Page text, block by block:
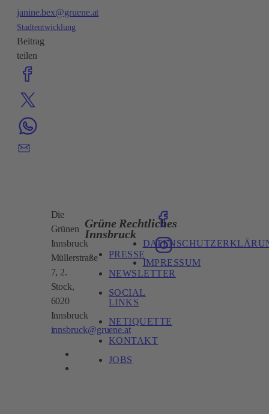
janine.bex@gruene.at
Stadtentwicklung
Beitrag
teilen
Die
Grünen
Innsbruck
Müllerstraße
7, 2.
Stock,
6020
Innsbruck
innsbruck@gruene.at
Grüne
Innsbruck
PRESSE
NEWSLETTER
SOCIAL
LINKS
NETIQUETTE
KONTAKT
JOBS
Rechtliches
IMPRESSUM